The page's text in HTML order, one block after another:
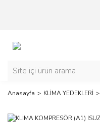
Anasayfa KLİMA YEDEKLERİ